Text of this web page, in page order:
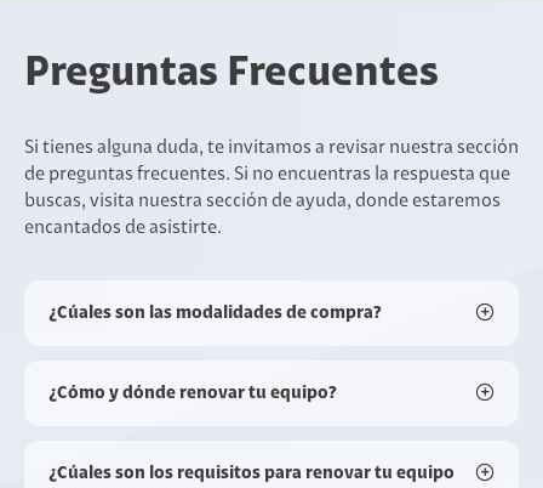
Preguntas Frecuentes
Si tienes alguna duda, te invitamos a revisar nuestra sección
de preguntas frecuentes. Si no encuentras la respuesta que
buscas, visita nuestra sección de ayuda, donde estaremos
encantados de asistirte.
¿Cúales son las modalidades de compra?
¿Cómo y dónde renovar tu equipo?
¿Cúales son los requisitos para renovar tu equipo